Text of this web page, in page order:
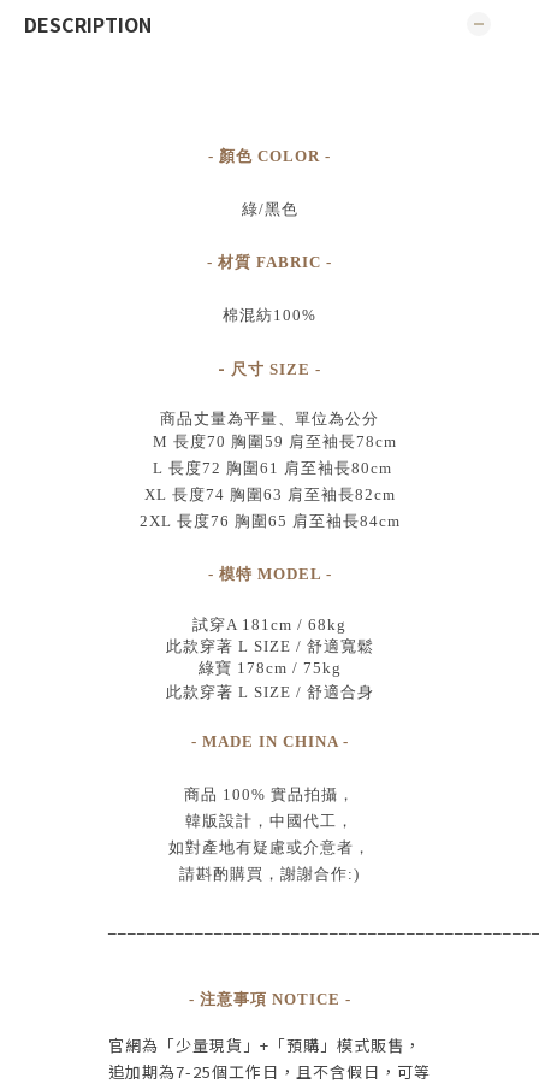
DESCRIPTION
- 顏色 COLOR -
綠/黑色
- 材質 FABRIC -
棉混紡100%
- 尺寸 SIZE -
商品丈量為平量、單位為公分
M 長度70 胸圍59 肩至袖長78cm
L 長度72 胸圍61 肩至袖長80cm
XL 長度74 胸圍63 肩至袖長82cm
2XL 長度76 胸圍65 肩至袖長84cm
- 模特 MODEL -
試穿A 181cm / 68kg
此款穿著 L SIZE / 舒適寬鬆
綠寶 178cm / 75kg
此款穿著 L SIZE / 舒適合身
- MADE IN CHINA -
商品 100% 實品拍攝 ，
韓版設計，中國代工 ，
如對產地有疑慮或介意者，
請斟酌購買， 謝謝合作:)
- 注意事項 NOTICE -
官網為 「少量現貨」+ 「預購」模式販售，
追加期為7-25個工作日 ，且不含假日 ， 可等